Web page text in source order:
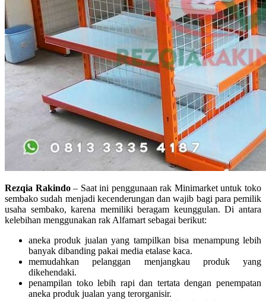
Rezqia Rakindo– Saat ini penggunaan rak Minimarket untuk toko
sembako sudah menjadi kecenderungan dan wajib bagi para pemilik
usaha sembako, karena memiliki beragam keunggulan. Di antara
kelebihan menggunakan rak Alfamart sebagai berikut:
aneka produk jualan yang tampilkan bisa menampung lebih
banyak dibanding pakai media etalase kaca.
memudahkan pelanggan menjangkau produk yang
dikehendaki.
penampilan toko lebih rapi dan tertata dengan penempatan
aneka produk jualan yang terorganisir.